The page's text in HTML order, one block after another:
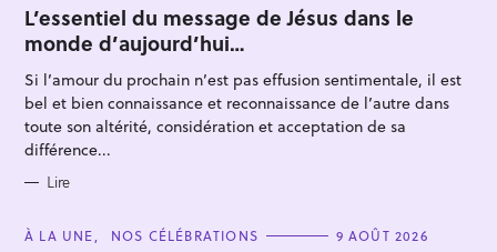
T
E
G
O
R
I
E
S
L’essentiel du message de Jésus dans le
monde d’aujourd’hui…
Si l’amour du prochain n’est pas effusion sentimentale, il est
bel et bien connaissance et reconnaissance de l’autre dans
toute son altérité, considération et acceptation de sa
différence...
Lire
C
À LA UNE NOS CÉLÉBRATIONS 9 AOÛT 2026
e